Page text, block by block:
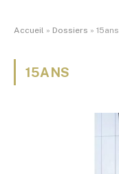
Accueil » Dossiers » 15ans
15ANS